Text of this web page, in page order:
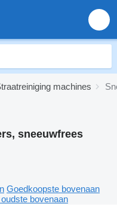
machines
sneeuwfrees
Goedkoopste bovenaan
bovenaan